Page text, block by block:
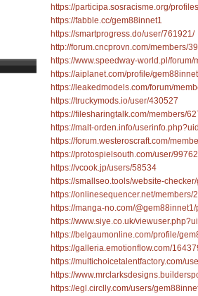
https://participa.sosracisme.org/
https://fabble.cc/gem88innet1
https://smartprogress.do/user/761921/
http://forum.cncprovn.com/members/
https://www.speedway-world.pl/
https://aiplanet.com/profile/
https://leakedmodels.com/forum/
https://truckymods.io/user/430527
https://filesharingtalk.com/members/
https://malt-orden.info/
https://forum.westeroscraft.com/
https://protospielsouth.com/user/99762
https://vcook.jp/users/58534
https://smallseo.tools/website-
https://onlinesequencer.net/members/
https://manga-no.com/@gem88innet1/
https://www.siye.co.uk/
https://belgaumonline.com/profile/
https://galleria.emotionflow.com/
https://multichoicetalentfactory.com/
https://
https://egl.circlly.com/users/